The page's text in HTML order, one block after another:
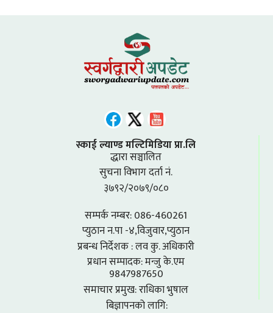
स्काई ल्याण्ड मल्टिमिडिया प्रा.लि
द्धारा सञ्चालित
सुचना विभाग दर्ता नं.
३७९२/२०७९/०८०
सम्पर्क नम्बर: 086-460261
प्युठान न.पा -४,विजुवार,प्युठान
प्रबन्ध निर्देशक : लव कु. अधिकारी
प्रधान सम्पादक: मन्जु के.एम
9847987650
समाचार प्रमुख: राधिका भुषाल
बिज्ञापनको लागि: